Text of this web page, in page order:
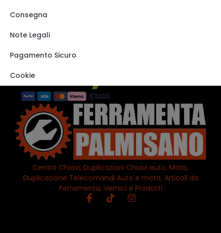
Centro Chiavi, Duplicazioni Chiavi auto, Moto,
Duplicazione Telecomandi Auto e moto, Articoli da
Ferramenta, Vernici e Prodotti
Consegna
Note Legali
Pagamento Sicuro
Cookie
VISITA IL NOSTRO